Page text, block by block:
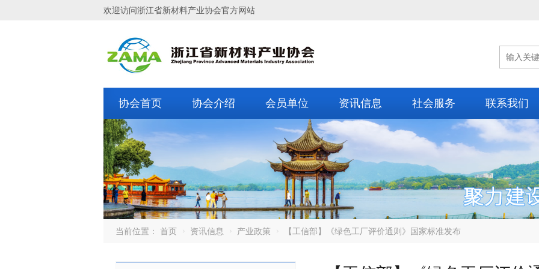
欢迎访问浙江省新材料产业协会官方网站
协会首页 协会介绍 会员单位 资讯信息 社会服务 联系我们
当前位置： 首页 资讯信息 产业政策 【工信部】《绿色工厂评价通则》国家标准发布